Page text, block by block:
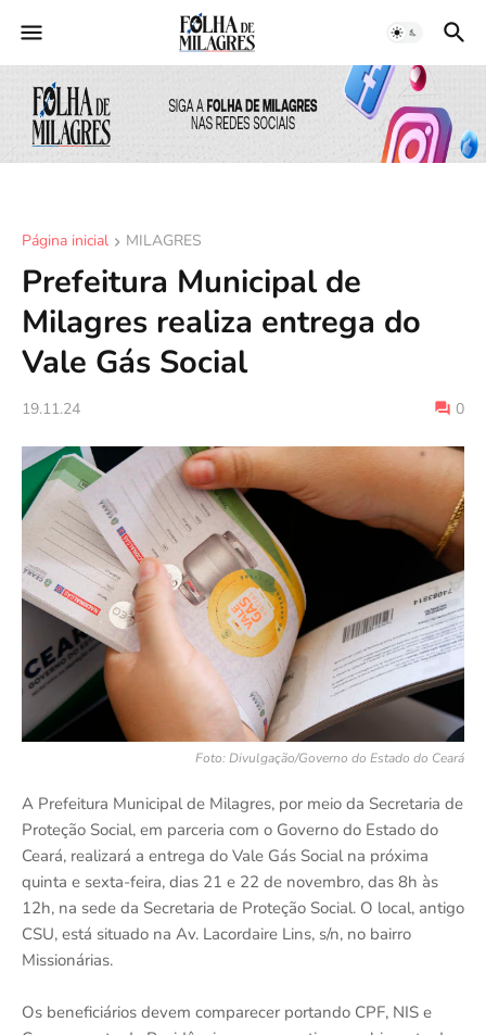
Página inicial MILAGRES
Prefeitura Municipal de
Milagres realiza entrega do
Vale Gás Social
19.11.24 0
Foto: Divulgação/Governo do Estado do Ceará
A Prefeitura Municipal de Milagres, por meio da Secretaria de
Proteção Social, em parceria com o Governo do Estado do
Ceará, realizará a entrega do Vale Gás Social na próxima
quinta e sexta-feira, dias 21 e 22 de novembro, das 8h às
12h, na sede da Secretaria de Proteção Social. O local, antigo
CSU, está situado na Av. Lacordaire Lins, s/n, no bairro
Missionárias.
Os beneficiários devem comparecer portando CPF, NIS e